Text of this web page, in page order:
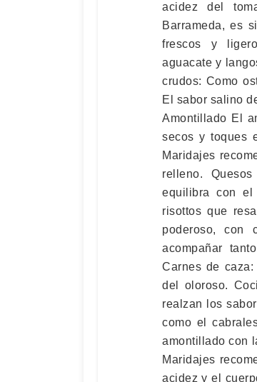
acidez del
Barrameda, es
frescos y
aguacate y
crudos: Como
El sabor salino
Amontillado El
secos y toques
Maridajes
relleno.
equilibra con el
risottos que
poderoso, con
acompañar
Carnes de
del oloroso.
realzan los
como el
amontillado con
Maridajes
acidez y el